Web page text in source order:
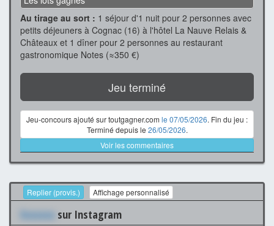
Au tirage au sort : 1 séjour d'1 nuit pour 2 personnes avec
petits déjeuners à Cognac (16) à l'hôtel La Nauve Relais &
Châteaux et 1 dîner pour 2 personnes au restaurant
gastronomique Notes (≈350 €)
Jeu terminé
Jeu-concours ajouté sur toutgagner.com le 07/05/2026. Fin du jeu :
Terminé depuis le 26/05/2026.
Voir les commentaires
Replier (provis.) Affichage personnalisé
Xxxxxxx sur Instagram